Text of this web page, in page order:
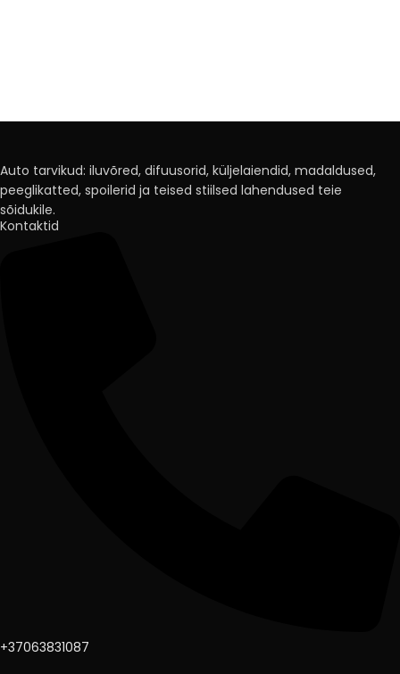
Auto tarvikud: iluvõred, difuusorid, küljelaiendid, madaldused,
peeglikatted, spoilerid ja teised stiilsed lahendused teie
sõidukile.
Kontaktid
+37063831087